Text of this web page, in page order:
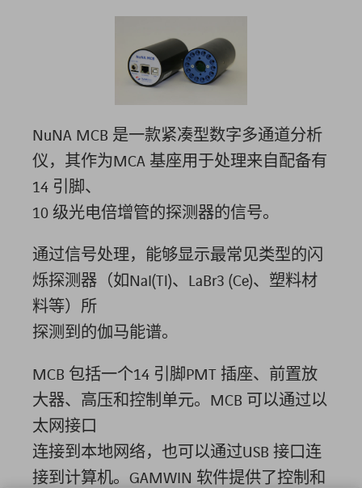
NuNA MCB 是一款紧凑型数字多通道分析
仪，其作为MCA 基座用于处理来自配备有
14 引脚、
10 级光电倍增管的探测器的信号。
通过信号处理，能够显示最常见类型的闪
烁探测器（如NaI(Tl)、LaBr3 (Ce)、塑料材
料等）所
探测到的伽马能谱。
MCB 包括一个14 引脚PMT 插座、前置放
大器、高压和控制单元。MCB 可以通过以
太网接口
连接到本地网络，也可以通过USB 接口连
接到计算机。GAMWIN 软件提供了控制和